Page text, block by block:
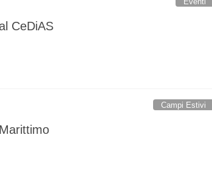
CeDiAS
Campi Estivi